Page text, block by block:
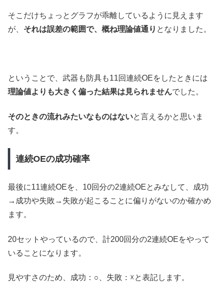
そこだけちょっとグラフが乖離しているように見えます
が、 それは誤差の範囲で、概ね理論値通り となりました。
ということで、武器も防具も11回連続OEをしたときには
理論値よりも大きく偏った結果は見られませんでした。
そのときの流れみたいなものはないと言えるかと思いま
す。
連続OEの成功確率
最後に11連続OEを、10回分の2連続OEとみなして、成功
→成功や失敗→失敗が起こることに偏りがないのか確かめ
ます。
20セットやっているので、計200回分の2連続OEをやって
いることになります。
見やすさのため、成功：○、失敗：☓と表記します。